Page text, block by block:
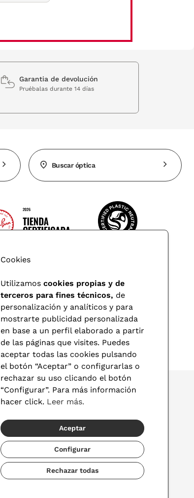
Garantia de devolución
Pruébalas durante 14 días
Buscar óptica
© 2026 Visionlab
Cookies
Utilizamos cookies propias y de
terceros para fines técnicos, de
personalización y analíticos y para
mostrarte publicidad personalizada
en base a un perfil elaborado a partir
de las páginas que visites. Puedes
aceptar todas las cookies pulsando
el botón “Aceptar” o configurarlas o
rechazar su uso clicando el botón
“Configurar”. Para más información
hacer click. Leer más.
Aceptar
Configurar
Rechazar todas